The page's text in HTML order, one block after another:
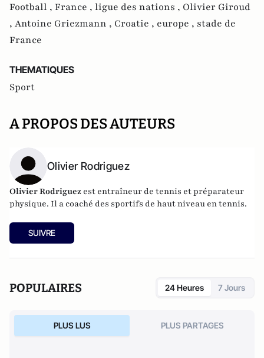
Football , France , ligue des nations , Olivier Giroud
, Antoine Griezmann , Croatie , europe , stade de
France
THEMATIQUES
Sport
A PROPOS DES AUTEURS
Olivier Rodriguez
Olivier Rodriguez est entraîneur de tennis et préparateur
physique. Il a coaché des sportifs de haut niveau en tennis.
SUIVRE
POPULAIRES 24 Heures 7 Jours
PLUS LUS PLUS PARTAGES